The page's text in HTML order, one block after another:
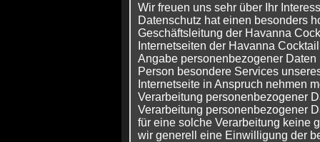
Wir freuen uns sehr über Ihr
Datenschutz hat einen besonders
Geschäftsleitung der Havanna
Internetseiten der Havanna
Angabe personenbezogener
Person besondere Services
Internetseite in Anspruch nehmen
Verarbeitung personenbezogener
Verarbeitung personenbezogener
für eine solche Verarbeitung keine
wir generell eine Einwilligung der